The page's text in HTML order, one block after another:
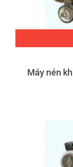
Máy nén